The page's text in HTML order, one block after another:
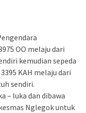
OO melaju dari
kemudian sepeda
KAH melaju dari
sendiri.
– luka dan dibawa
Nglegok untuk